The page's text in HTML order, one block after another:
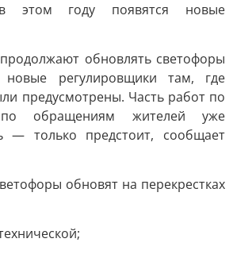
в этом году появятся новые
обновлять светофоры
новые регулировщики там, где
предусмотрены. Часть работ по
обращениям жителей уже
— только предстоит, сообщает
обновят на перекрестках